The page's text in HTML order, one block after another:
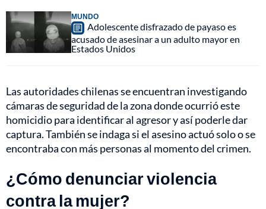
MUNDO
Adolescente disfrazado de payaso es
acusado de asesinar a un adulto mayor en
Estados Unidos
Las autoridades chilenas se encuentran investigando
cámaras de seguridad de la zona donde ocurrió este
homicidio para identificar al agresor y así poderle dar
captura. También se indaga si el asesino actuó solo o se
encontraba con más personas al momento del crimen.
¿Cómo denunciar violencia
contra la mujer?